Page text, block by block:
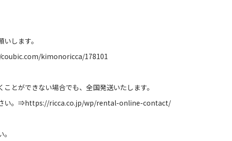
します。
kimonoricca/178101
とができない場合でも、全国発送いたします。
い。⇒https://ricca.co.jp/wp/rental-online-contact/